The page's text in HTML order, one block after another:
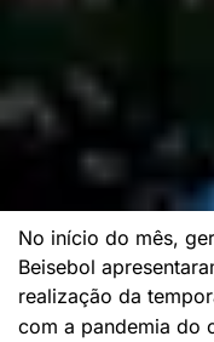
No início do mês,
Beisebol
realização da
com a pandemia do